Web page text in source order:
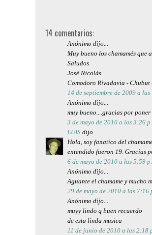
14 comentarios:
Anónimo dijo...
Muy bueno los chamamés que
Saludos
José Nicolás
Comodoro Rivadavia - Chubut
14 de septiembre de 2009 a las
Anónimo dijo...
muy bueno....gracias por
3 de mayo de 2010 a las 3:26
LUIS dijo...
Hola, soy fanatico del
entendido fueron 19. Gracias
6 de mayo de 2010 a las 5:59
Anónimo dijo...
Aguante el chamame y mucho
29 de mayo de 2010 a las 7:16
Anónimo dijo...
muyy lindo q buen recuerdo
de esta linda musica
11 de junio de 2010 a las 2:18